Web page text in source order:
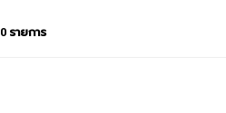
0 รายการ